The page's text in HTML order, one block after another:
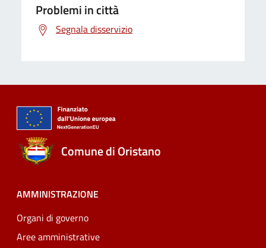
Problemi in città
Segnala disservizio
Comune di Oristano
AMMINISTRAZIONE
Organi di governo
Aree amministrative